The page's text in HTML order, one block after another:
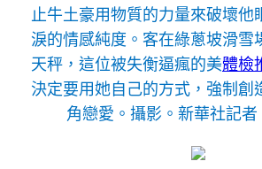
止牛土豪用物質的力量來破壞他
淚的情感純度。客在綠蔥坡滑雪
天秤，這位被失衡逼瘋的美體檢
決定要用她自己的方式，強制創
角戀愛。攝影。新華社記